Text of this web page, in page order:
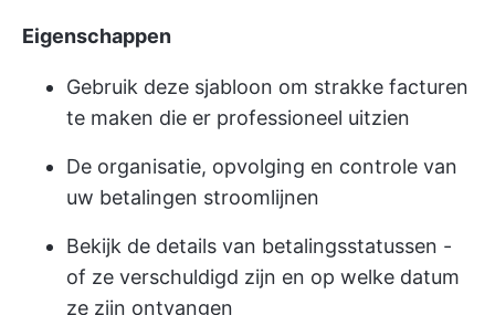
Eigenschappen
Gebruik deze sjabloon om strakke facturen
te maken die er professioneel uitzien
De organisatie, opvolging en controle van
uw betalingen stroomlijnen
Bekijk de details van betalingsstatussen -
of ze verschuldigd zijn en op welke datum
ze zijn ontvangen